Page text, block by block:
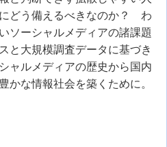
どう備えるべきなのか？ わ
ソーシャルメディアの諸課題
と大規模調査データに基づき
ャルメディアの歴史から国内
かな情報社会を築くために。